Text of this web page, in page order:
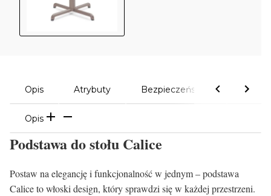
Opis Atrybuty Bezpieczeństwo
Opis
Podstawa do stołu Calice
Postaw na elegancję i funkcjonalność w jednym – podstawa
Calice to włoski design, który sprawdzi się w każdej przestrzeni.